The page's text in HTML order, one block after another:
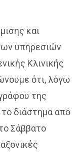
και
υπηρεσιών
Κλινικής
ότι, λόγω
της
διάστημα από
Σάββατο